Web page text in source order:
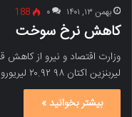
بهمن ۱۳, ۱۴۰۱ ۰ 188
کاهش نرخ سوخت
لیربنزین اکتان ۹۸ ۲۰.۹۲ لیریورو دیزل ۲۱.۲۷…
بیشتر بخوانید »